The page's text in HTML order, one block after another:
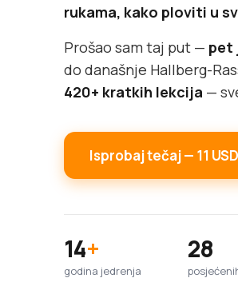
rukama, kako ploviti u
Prošao sam taj put — pet
do današnje Hallberg-
420+ kratkih lekcija —
Isprobaj tečaj — 11
14+
godina jedrenja
28